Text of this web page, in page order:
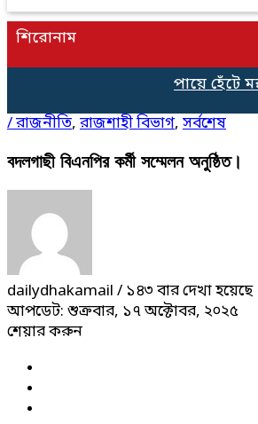
শিরোনাম
পায়ে হেঁটে
/রাজনীতি, রাজশাহী বিভাগ, সর্বশেষ
বদলগাছী বিএনপির কর্মী সম্মেলন অনুষ্ঠিত।
dailydhakamail / ১৪৩ বার দেখা হয়েছে
আপডেট: শুক্রবার, ১৭ অক্টোবর, ২০২৫
শেয়ার করুন